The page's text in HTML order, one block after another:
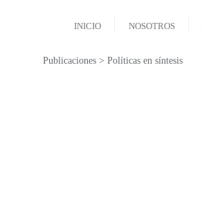
INICIO NOSOTROS
Publicaciones > Políticas en síntesis